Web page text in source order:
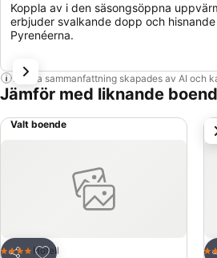
Koppla av i den säsongsöppna
erbjuder svalkande dopp och
Pyrenéerna.
Denna sammanfattning skapades av AI och
Jämför med liknande
Valt boende
Lägg till i Mina Favoriter
4 StjärnorHotell 5